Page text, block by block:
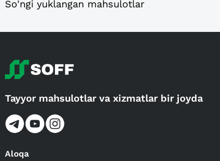
So'ngi yuklangan mahsulotlar
Tayyor mahsulotlar va xizmatlar bir joyda
Aloqa